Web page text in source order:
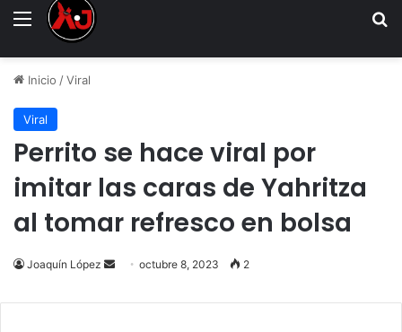
Menu
Inicio /Viral
Viral
Perrito se hace viral por
imitar las caras de Yahritza
al tomar refresco en bolsa
Joaquín López
Send
email
octubre 8, 2023 2